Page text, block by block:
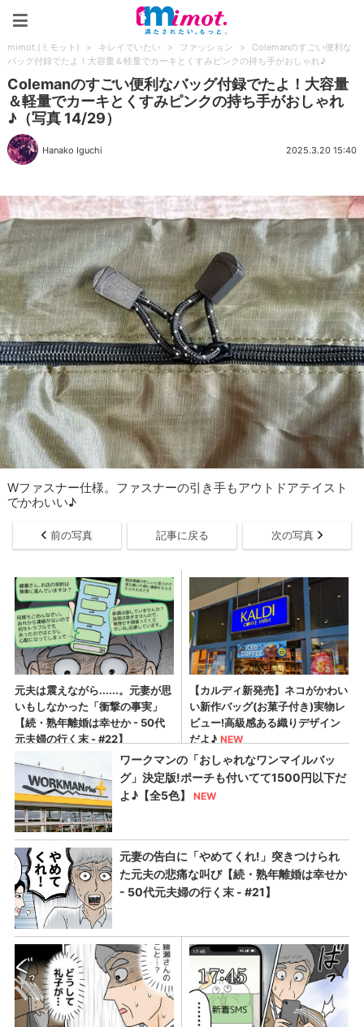
mimot.(ミモット) > キレイでいたい > ファッション >
Colemanのすごい便利な
バッグ付録でたよ！大容量＆軽量でカーキとくすみピンクの持ち手がおしゃれ♪
Colemanのすごい便利なバッグ付録でたよ！大容量
＆軽量でカーキとくすみピンクの持ち手がおしゃれ
♪（写真 14/29）
Hanako Iguchi 2025.3.20 15:40
Wファスナー仕様。ファスナーの引き手もアウトドアテイスト
でかわいい♪
前の写真 記事に戻る 次の写真